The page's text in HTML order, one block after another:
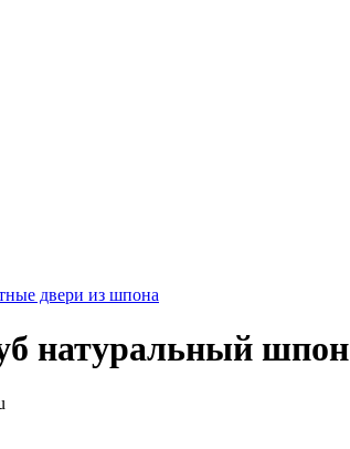
двери из шпона
натуральный шпон